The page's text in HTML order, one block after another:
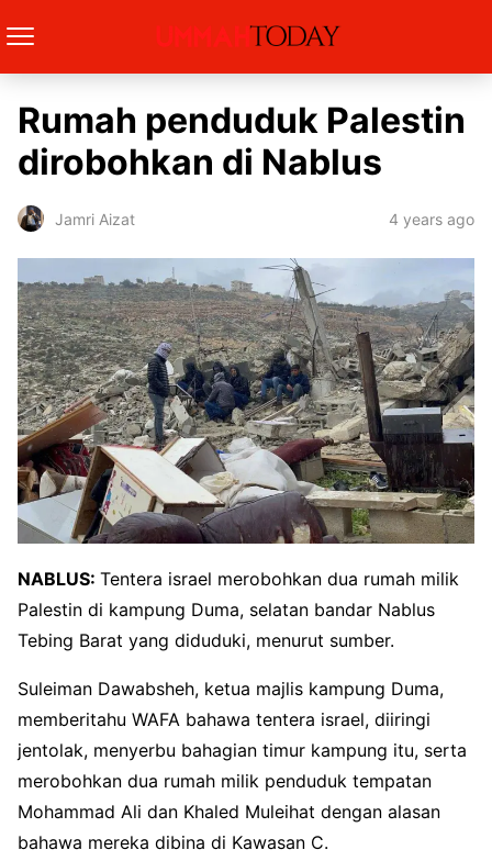
Rumah penduduk Palestin
dirobohkan di Nablus
Jamri Aizat 4 years ago
NABLUS: Tentera israel merobohkan dua rumah milik
Palestin di kampung Duma, selatan bandar Nablus
Tebing Barat yang diduduki, menurut sumber.
Suleiman Dawabsheh, ketua majlis kampung Duma,
memberitahu WAFA bahawa tentera israel, diiringi
jentolak, menyerbu bahagian timur kampung itu, serta
merobohkan dua rumah milik penduduk tempatan
Mohammad Ali dan Khaled Muleihat dengan alasan
bahawa mereka dibina di Kawasan C.